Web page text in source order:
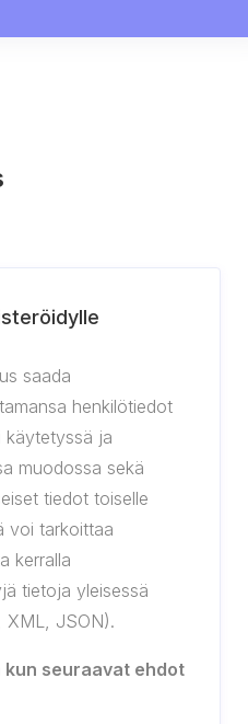
saada
henkilötiedot
käytetyssä ja
muodossa sekä
tiedot toiselle
voi tarkoittaa
kerralla
tietoja yleisessä
XML, JSON).
seuraavat ehdot